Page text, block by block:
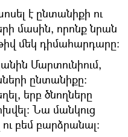
է ընտանիքի ու
մասին, որոնք նրան
մեկ դիմահարդարը։
Մարտունիում,
ընտանիքը։
երբ ծնողները
Նա մանկուց
բեմ բարձրանալ։